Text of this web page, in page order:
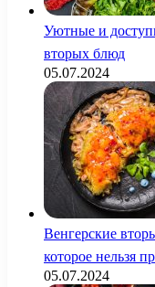
Уютные и
вторых блюд
05.07.2024
Венгерские
которое нельзя
05.07.2024